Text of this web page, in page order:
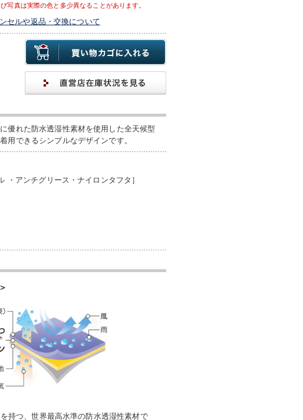
写真は実際の色と多少異なることがあります。
セルや返品・交換について
優れた防水透湿性素材を使用した全天候型
用できるシンプルなデザインです。
・アンチグリース・ナイロンタフタ］
持つ、世界最高水準の防水透湿性素材で